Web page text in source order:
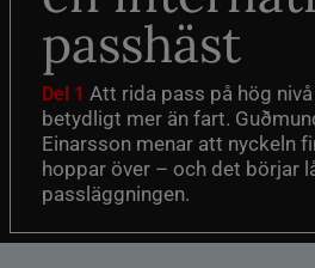
passhäst
Del 1 Att rida pass på hög
betydligt mer än fart.
Einarsson menar att nyckeln
hoppar över – och det börjar
passläggningen.